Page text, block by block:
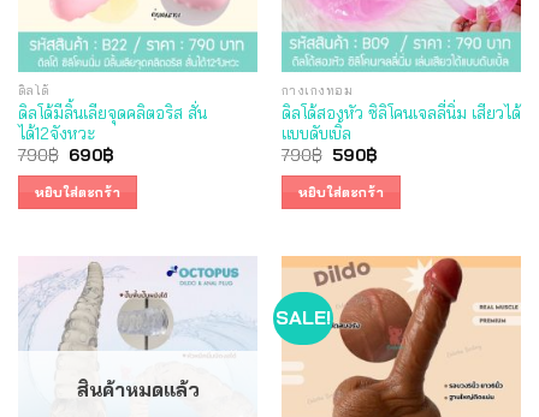
ดิลโด้
ดิลโด้มีลิ้นเลียจุดคลิตอริส สั่น
ได้12จังหวะ
790฿ Original
was:
790฿.
690฿Current
690฿.
หยิบใส่ตะกร้า
กางเกงทอม
ดิลโด้สองหัว ซิลิโคนเจลลี่นิ่ม เสียวได้
แบบดับเบิ้ล
790฿ Original
was:
790฿.
590฿Current
590฿.
หยิบใส่ตะกร้า
สินค้าหมดแล้ว
SALE!